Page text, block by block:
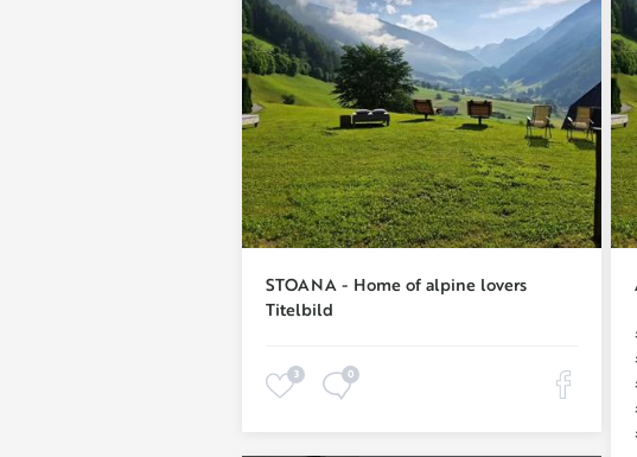
STOANA - Home of alpine lovers
Titelbild
3 0